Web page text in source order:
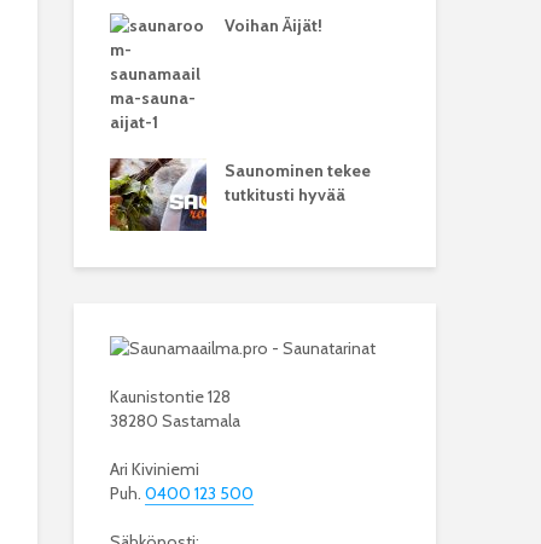
Voihan Äijät!
Saunominen tekee
tutkitusti hyvää
Kaunistontie 128
38280 Sastamala
Ari Kiviniemi
Puh. 0400 123 500